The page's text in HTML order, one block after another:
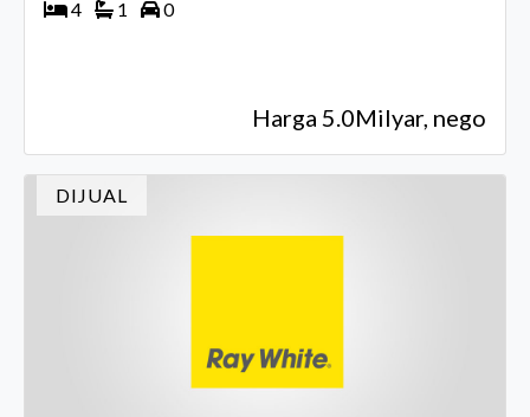
4 1 0
Harga 5.0Milyar, nego
DIJUAL